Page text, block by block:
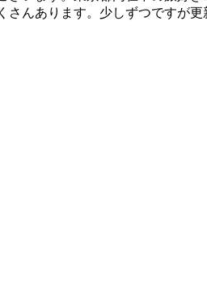
さんあります。少しずつですが